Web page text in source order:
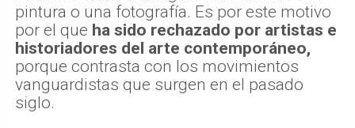
pintura o una fotografía. Es por este motivo
por el que ha sido rechazado por artistas e
historiadores del arte contemporáneo,
porque contrasta con los movimientos
vanguardistas que surgen en el pasado
siglo.